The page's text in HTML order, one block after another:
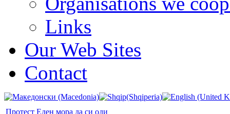
Links
Our Web Sites
Contact
Протест Еден мора да си оди